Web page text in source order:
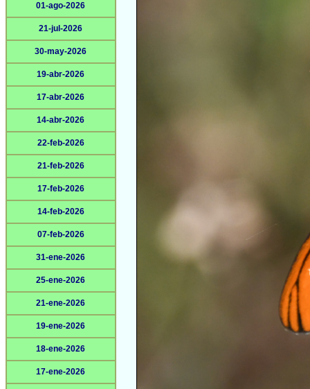
01-ago-2026
21-jul-2026
30-may-2026
19-abr-2026
17-abr-2026
14-abr-2026
22-feb-2026
21-feb-2026
17-feb-2026
14-feb-2026
07-feb-2026
31-ene-2026
25-ene-2026
21-ene-2026
19-ene-2026
18-ene-2026
17-ene-2026